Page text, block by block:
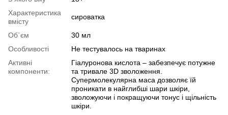
Характеристика
вмісту
сироватка
Об`єм
30 мл
Особливості
Не тестувалось на тваринах
Активні
компоненти:
Гіалуронова кислота – забезпечує потужне
та тривале 3D зволоження.
Супермолекулярна маса дозволяє їй
проникати в найглибші шари шкіри,
зволожуючи і покращуючи тонус і щільність
шкіри.